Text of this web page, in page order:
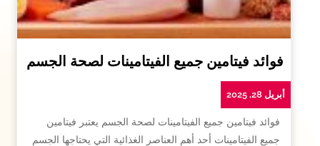
فوائد فيتامين جميع الفيتامينات لصحة الجسم
أبريل 28, 2025
فوائد فيتامين جميع الفيتامينات لصحة الجسم يعتبر فيتامين
جميع الفيتامينات أحد أهم العناصر الغذائية التي يحتاجها الجسم